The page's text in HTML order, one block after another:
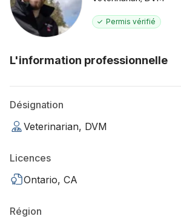
Permis vérifié
L'information professionnelle
Désignation
Veterinarian, DVM
Licences
Ontario, CA
Région